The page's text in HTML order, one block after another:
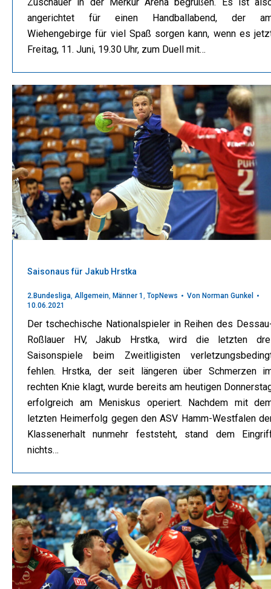
angerichtet für einen Handballabend, der
Wiehengebirge für viel Spaß sorgen kann, wenn es
Freitag, 11. Juni, 19.30 Uhr, zum Duell mit…
Saisonaus für Jakub Hrstka
2.Bundesliga, Allgemein, Männer 1 , TopNews Von Norman Gunkel
10.06.2021
Der tschechische Nationalspieler in Reihen des
Roßlauer HV, Jakub Hrstka, wird die letzten
Saisonspiele beim Zweitligisten
fehlen. Hrstka, der seit längeren über Schmerzen
rechten Knie klagt, wurde bereits am heutigen
erfolgreich am Meniskus operiert. Nachdem mit
letzten Heimerfolg gegen den ASV Hamm-Westfalen
Klassenerhalt nunmehr feststeht, stand dem
nichts…